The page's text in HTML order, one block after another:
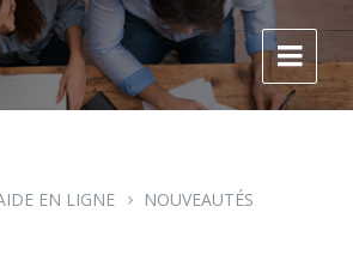
EN LIGNE NOUVEAUTÉS